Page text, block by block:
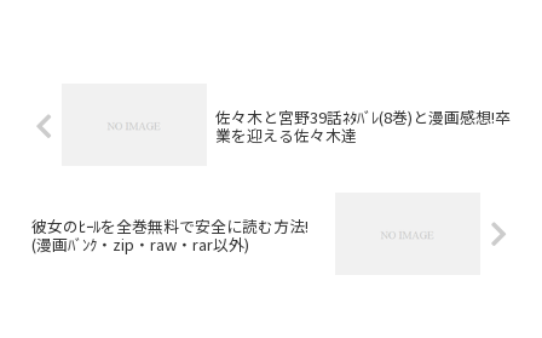
佐々木と宮野39話ﾈﾀﾊﾞﾚ(8巻)と漫画感想!卒
業を迎える佐々木達
彼女のﾋｰﾙを全巻無料で安全に読む方法!
(漫画ﾊﾞﾝｸ・zip・raw・rar以外)